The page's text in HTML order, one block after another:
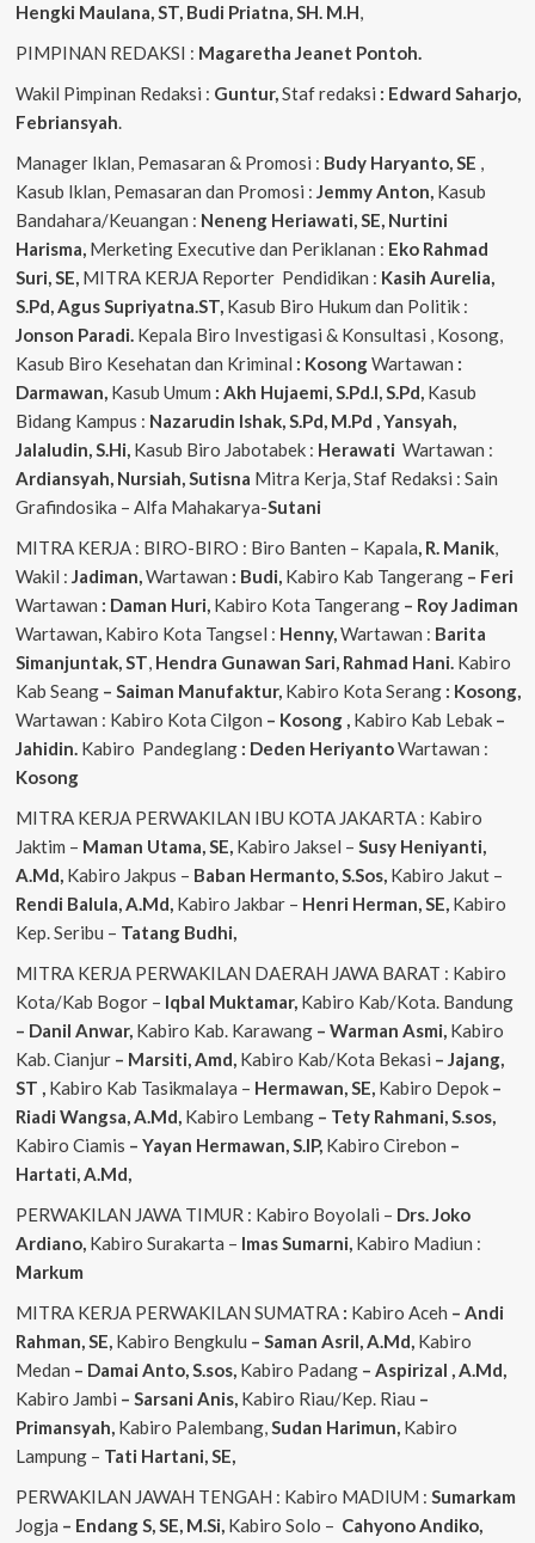
Hengki Maulana, ST, Budi Priatna, SH. M.H,
PIMPINAN REDAKSI : Magaretha Jeanet Pontoh.
Wakil Pimpinan Redaksi : Guntur,Staf redaksi : Edward Saharjo,
Febriansyah.
Manager Iklan, Pemasaran & Promosi : Budy Haryanto, SE ,
Kasub Iklan, Pemasaran dan Promosi : Jemmy Anton, Kasub
Bandahara/Keuangan : Neneng Heriawati, SE, Nurtini
Harisma, Merketing Executive dan Periklanan : Eko Rahmad
Suri, SE, MITRA KERJA Reporter Pendidikan : Kasih Aurelia,
S.Pd, AgusSupriyatna.ST, Kasub Biro Hukum dan Politik :
Jonson Paradi. Kepala Biro Investigasi & Konsultasi , Kosong,
Kasub Biro Kesehatan dan Kriminal : KosongWartawan :
Darmawan, Kasub Umum : Akh Hujaemi, S.Pd.I, S.Pd, Kasub
Bidang Kampus : Nazarudin Ishak, S.Pd, M.Pd , Yansyah,
Jalaludin, S.Hi, Kasub Biro Jabotabek : Herawati Wartawan :
Ardiansyah, Nursiah, Sutisna Mitra Kerja, Staf Redaksi : Sain
Grafindosika – Alfa Mahakarya-Sutani
MITRA KERJA : BIRO-BIRO : Biro Banten – Kapala, R. Manik,
Wakil : Jadiman,Wartawan : Budi, Kabiro Kab Tangerang– Feri
Wartawan : Daman Huri, Kabiro Kota Tangerang– Roy Jadiman
Wartawan, Kabiro Kota Tangsel : Henny,Wartawan : Barita
Simanjuntak, ST, Hendra Gunawan Sari, Rahmad Hani. Kabiro
Kab Seang– Saiman Manufaktur, Kabiro Kota Serang : Kosong,
Wartawan : Kabiro Kota Cilgon – Kosong , Kabiro Kab Lebak–
Jahidin. Kabiro Pandeglang : Deden HeriyantoWartawan :
Kosong
MITRA KERJA PERWAKILAN IBU KOTA JAKARTA : Kabiro
Jaktim – Maman Utama, SE, Kabiro Jaksel – Susy Heniyanti,
A.Md, Kabiro Jakpus – Baban Hermanto, S.Sos, Kabiro Jakut –
Rendi Balula, A.Md, Kabiro Jakbar – Henri Herman, SE, Kabiro
Kep. Seribu – Tatang Budhi,
MITRA KERJA PERWAKILAN DAERAH JAWA BARAT : Kabiro
Kota/Kab Bogor – Iqbal Muktamar, Kabiro Kab/Kota. Bandung
– Danil Anwar, Kabiro Kab. Karawang – Warman Asmi, Kabiro
Kab. Cianjur– Marsiti, Amd, Kabiro Kab/Kota Bekasi – Jajang,
ST , Kabiro Kab Tasikmalaya – Hermawan, SE, Kabiro Depok–
Riadi Wangsa, A.Md, Kabiro Lembang– Tety Rahmani, S.sos,
Kabiro Ciamis – Yayan Hermawan, S.IP, Kabiro Cirebon –
Hartati, A.Md,
PERWAKILAN JAWA TIMUR : Kabiro Boyolali – Drs. Joko
Ardiano, Kabiro Surakarta – ImasSumarni, Kabiro Madiun :
Markum
MITRA KERJA PERWAKILAN SUMATRA : Kabiro Aceh – Andi
Rahman, SE, Kabiro Bengkulu – Saman Asril, A.Md, Kabiro
Medan – Damai Anto, S.sos, Kabiro Padang– Aspirizal , A.Md,
Kabiro Jambi – Sarsani Anis, Kabiro Riau/Kep. Riau –
Primansyah, Kabiro Palembang,Sudan Harimun, Kabiro
Lampung – Tati Hartani, SE,
PERWAKILAN JAWAH TENGAH : Kabiro MADIUM : Sumarkam
Jogja – Endang S, SE, M.Si, Kabiro Solo – CahyonoAndiko,